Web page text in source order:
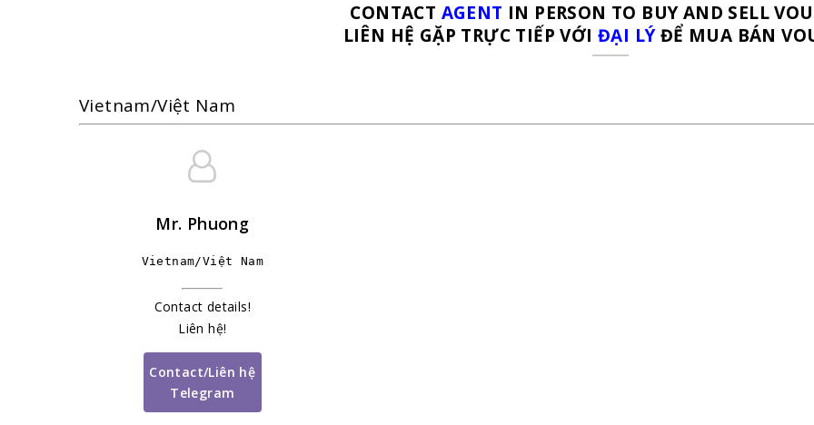
CONTACT AGENT IN PERSON TO BUY AND SELL
LIÊN HỆ GẶP TRỰC TIẾP VỚI ĐẠI LÝĐỂ MUA BÁN
Vietnam/Việt Nam
Mr. Phuong
Vietnam/Việt Nam
Contact details!
Liên hệ!
Contact/Liên hệ
Telegram